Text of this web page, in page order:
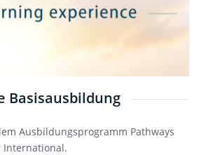
Basisausbildung
Ausbildungsprogramm Pathways
International.